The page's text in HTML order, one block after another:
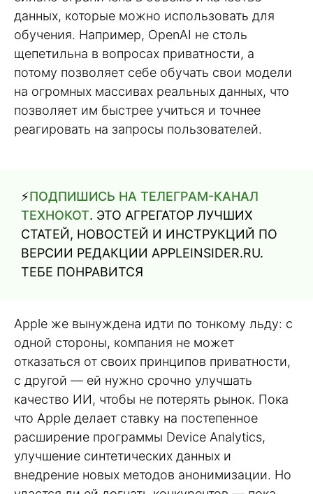
данных, которые можно использовать для
обучения. Например, OpenAI не столь
щепетильна в вопросах приватности, а
потому позволяет себе обучать свои модели
на огромных массивах реальных данных, что
позволяет им быстрее учиться и точнее
реагировать на запросы пользователей.
⚡️ПОДПИШИСЬ НА ТЕЛЕГРАМ-КАНАЛ
ТЕХНОКОТ. ЭТО АГРЕГАТОР ЛУЧШИХ
СТАТЕЙ, НОВОСТЕЙ И ИНСТРУКЦИЙ ПО
ВЕРСИИ РЕДАКЦИИ APPLEINSIDER.RU.
ТЕБЕ ПОНРАВИТСЯ
Apple же вынуждена идти по тонкому льду: с
одной стороны, компания не может
отказаться от своих принципов приватности,
с другой — ей нужно срочно улучшать
качество ИИ, чтобы не потерять рынок. Пока
что Apple делает ставку на постепенное
расширение программы Device Analytics,
улучшение синтетических данных и
внедрение новых методов анонимизации. Но